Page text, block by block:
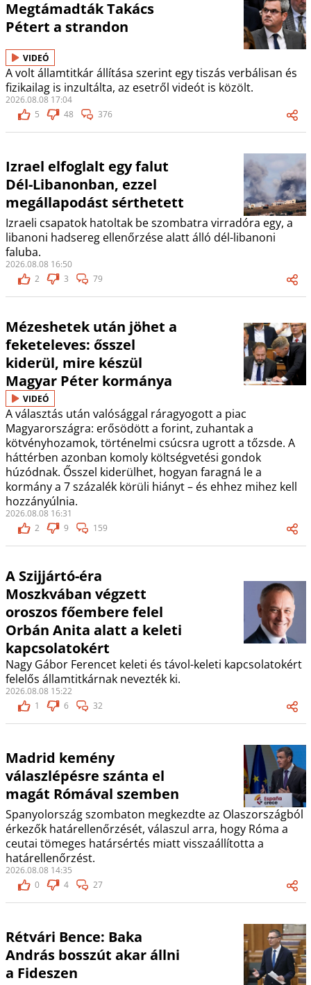
Megtámadták Takács
Pétert a strandon
VIDEÓ
A volt államtitkár állítása szerint egy tiszás verbálisan és
fizikailag is inzultálta, az esetről videót is közölt.
2026.08.08 17:04
5
48 376
Izrael elfoglalt egy falut
Dél-Libanonban, ezzel
megállapodást sérthetett
Izraeli csapatok hatoltak be szombatra virradóra egy, a
libanoni hadsereg ellenőrzése alatt álló dél-libanoni
faluba.
2026.08.08 16:50
2
3 79
Mézeshetek után jöhet a
feketeleves: ősszel
kiderül, mire készül
Magyar Péter kormánya
VIDEÓ
A választás után valósággal ráragyogott a piac
Magyarországra: erősödött a forint, zuhantak a
kötvényhozamok, történelmi csúcsra ugrott a tőzsde. A
háttérben azonban komoly költségvetési gondok
húzódnak. Ősszel kiderülhet, hogyan faragná le a
kormány a 7 százalék körüli hiányt – és ehhez mihez kell
hozzányúlnia.
2026.08.08 16:31
2
9 159
A Szijjártó-éra
Moszkvában végzett
oroszos főembere felel
Orbán Anita alatt a keleti
kapcsolatokért
Nagy Gábor Ferencet keleti és távol-keleti kapcsolatokért
felelős államtitkárnak nevezték ki.
2026.08.08 15:22
1
6 32
Madrid kemény
válaszlépésre szánta el
magát Rómával szemben
Spanyolország szombaton megkezdte az Olaszországból
érkezők határellenőrzését, válaszul arra, hogy Róma a
ceutai tömeges határsértés miatt visszaállította a
határellenőrzést.
2026.08.08 14:35
0
4 27
Rétvári Bence: Baka
András bosszút akar állni
a Fideszen